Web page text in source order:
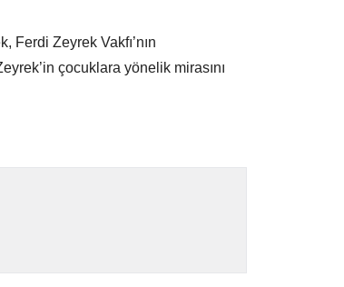
Ferdi Zeyrek Vakfı’nın
çocuklara yönelik mirasını